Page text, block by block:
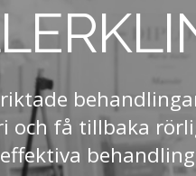
och få tillbaka